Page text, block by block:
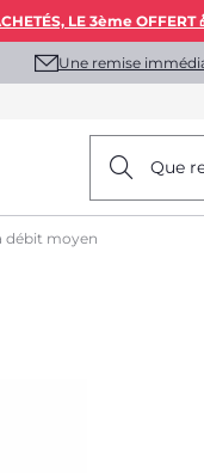
LE 3ème OFFERT
Une remise
Que
débit moyen